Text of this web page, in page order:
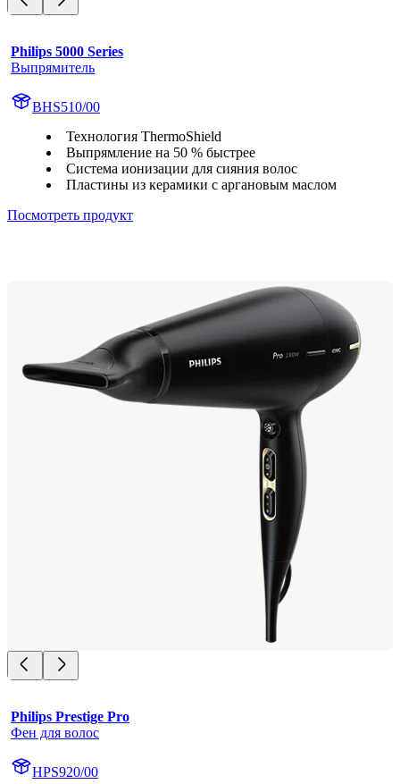
Philips 5000 Series
Выпрямитель
BHS510/00
Технология ThermoShield
Выпрямление на 50 % быстрее
Система ионизации для сияния волос
Пластины из керамики с аргановым маслом
Посмотреть продукт
Philips Prestige Pro
Фен для волос
HPS920/00